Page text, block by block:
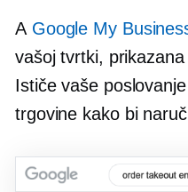
A Google My
vašoj tvrtki,
Ističe vaše
trgovine kako bi